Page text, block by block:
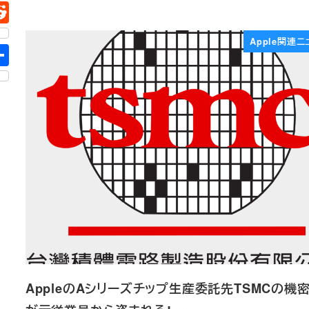
Apple関連ニ
AppleのAシリーズチップ生産委託先TSMCの機